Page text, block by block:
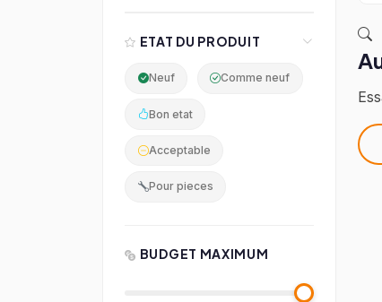
ETAT DU PRODUIT
Neuf Comme neuf
Bon etat
Acceptable
Pour pieces
BUDGET MAXIMUM